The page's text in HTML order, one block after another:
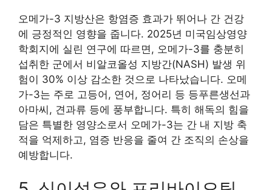
오메가-3 지방산은 항염증 효과가 뛰어나 간 건강
에 긍정적인 영향을 줍니다. 2025년 미국임상영양
학회지에 실린 연구에 따르면, 오메가-3를 충분히
섭취한 군에서 비알코올성 지방간(NASH) 발생 위
험이 30% 이상 감소한 것으로 나타났습니다. 오메
가-3는 주로 고등어, 연어, 정어리 등 등푸른생선과
아마씨, 견과류 등에 풍부합니다. 특히 해독의 힘을
담은 특별한 영양소로서 오메가-3는 간 내 지방 축
적을 억제하고, 염증 반응을 줄여 간 조직의 손상을
예방합니다.